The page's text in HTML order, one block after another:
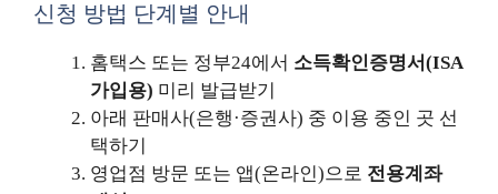
신청 방법 단계별 안내
홈택스 또는 정부24에서 소득확인증명서(ISA
가입용) 미리 발급받기
아래 판매사(은행·증권사) 중 이용 중인 곳 선
택하기
영업점 방문 또는 앱(온라인)으로 전용계좌